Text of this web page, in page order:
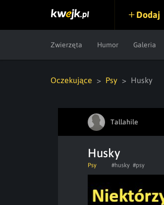
Dodaj
Zwierzęta Humor Galeria
Oczekujące Psy Husky
Tallahile
Husky
Psy #husky #psy